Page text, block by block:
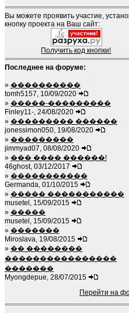
Вы можете проявить участие,
кнопку проекта на Ваш сайт:
Получить код кнопки!
Последнее на форуме:
» ����������
tomh5157, 10/09/2020
» �����-���������
Finley11-, 24/08/2020
» ��������� ������
jonessimon050, 19/08/2020
» ���������
jimmyad07, 08/08/2020
» ��� ���� ������!
46ghost, 03/12/2017
» �����������
Germanda, 01/10/2015
» ����� �����������
musetel, 15/09/2015
» �����
musetel, 15/09/2015
» �������
Miroslava, 19/08/2015
» �� ��������
����������������
�������
Myongdepue, 28/07/2015
Перейти на